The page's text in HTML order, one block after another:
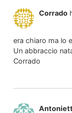
Corrado
era chiaro ma lo
Un abbraccio
Corrado